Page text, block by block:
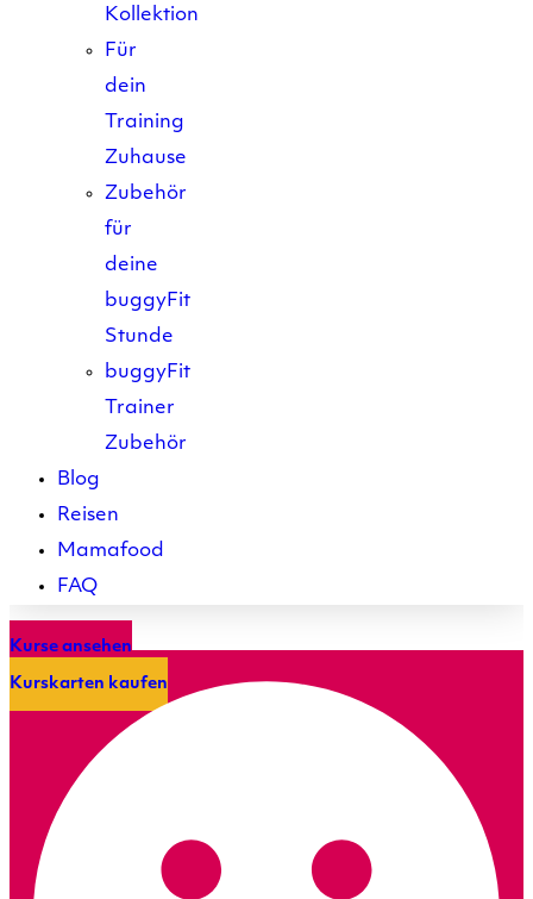
Kollektion
Für
dein
Training
Zuhause
Zubehör
für
deine
buggyFit
Stunde
buggyFit
Trainer
Zubehör
Blog
Reisen
Mamafood
FAQ
Kurse ansehen
Kurskarten kaufen